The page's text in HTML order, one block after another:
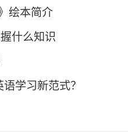
绘本简介
什么知识
学习新范式？